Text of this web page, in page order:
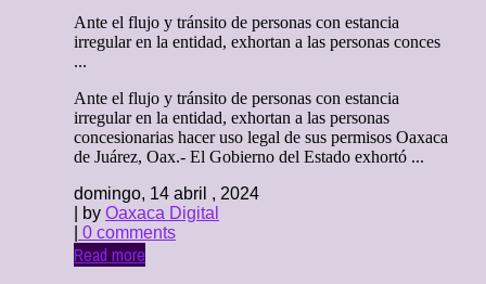
Ante el flujo y tránsito de personas con estancia
irregular en la entidad, exhortan a las personas conces
...
Ante el flujo y tránsito de personas con estancia
irregular en la entidad, exhortan a las personas
concesionarias hacer uso legal de sus permisos Oaxaca
de Juárez, Oax.- El Gobierno del Estado exhortó ...
domingo, 14 abril , 2024
| by Oaxaca Digital
0 comments
Read more